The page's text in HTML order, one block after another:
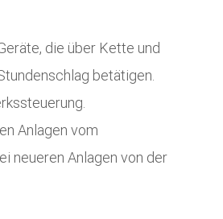
die über Kette und
betätigen.
Anlagen vom
neueren Anlagen von der